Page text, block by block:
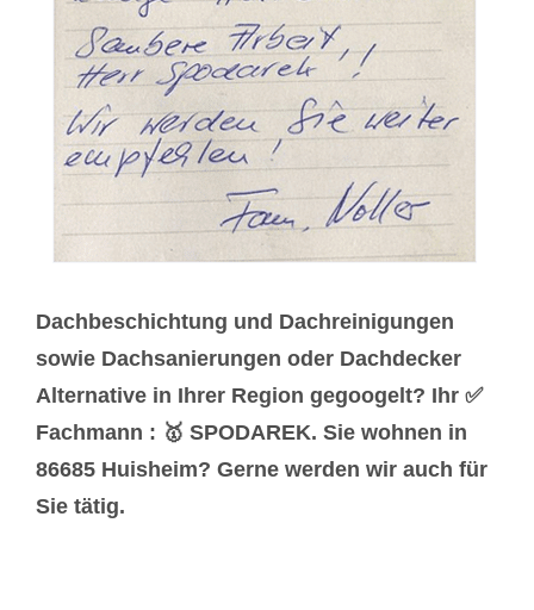
Dachbeschichtung und Dachreinigungen
sowie Dachsanierungen oder Dachdecker
Alternative in Ihrer Region gegoogelt? Ihr ✅
Fachmann : 🥇 SPODAREK. Sie wohnen in
86685 Huisheim? Gerne werden wir auch für
Sie tätig.